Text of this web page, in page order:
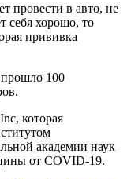
провести в авто, не
себя хорошо, то
прививка
прошло 100
которая
академии наук
от COVID-19.